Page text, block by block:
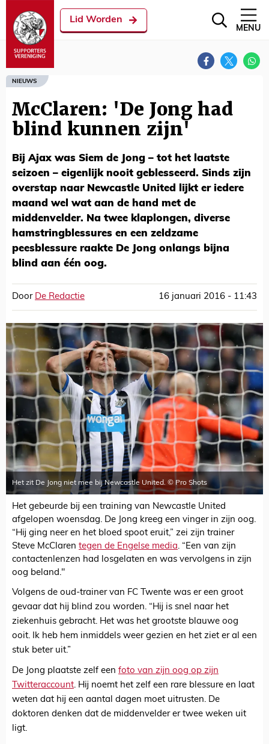
Lid Worden
MENU
NIEUWS
McClaren: 'De Jong had
blind kunnen zijn'
Bij Ajax was Siem de Jong – tot het laatste
seizoen – eigenlijk nooit geblesseerd. Sinds zijn
overstap naar Newcastle United lijkt er iedere
maand wel wat aan de hand met de
middenvelder. Na twee klaplongen, diverse
hamstringblessures en een zeldzame
peesblessure raakte De Jong onlangs bijna
blind aan één oog.
Door De Redactie 16 januari 2016 - 11:43
Het zit De Jong niet mee bij Newcastle United. © Pro Shots
Het gebeurde bij een training van Newcastle United
afgelopen woensdag. De Jong kreeg een vinger in zijn oog.
“Hij ging neer en het bloed spoot eruit,” zei zijn trainer
Steve McClaren tegen de Engelse media. “Een van zijn
contactenlenzen had losgelaten en was vervolgens in zijn
oog beland."
Volgens de oud-trainer van FC Twente was er een groot
gevaar dat hij blind zou worden. “Hij is snel naar het
ziekenhuis gebracht. Het was het grootste blauwe oog
ooit. Ik heb hem inmiddels weer gezien en het ziet er al een
stuk beter uit.”
De Jong plaatste zelf een foto van zijn oog op zijn
Twitteraccount. Hij noemt het zelf een rare blessure en laat
weten dat hij een aantal dagen moet uitrusten. De
doktoren denken dat de middenvelder er twee weken uit
ligt.